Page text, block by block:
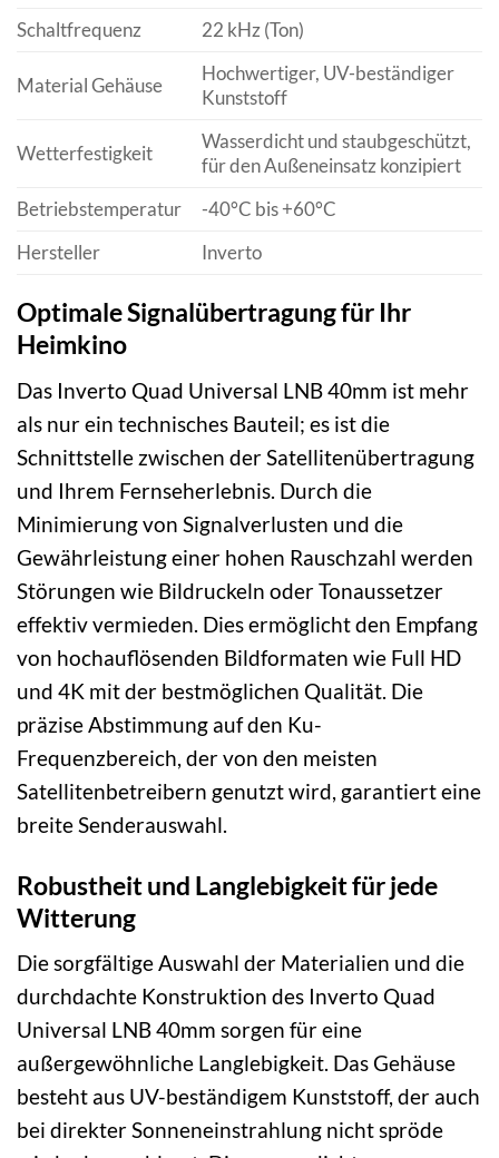
Schaltfrequenz
22 kHz (Ton)
Material Gehäuse
Hochwertiger, UV-beständiger
Kunststoff
Wetterfestigkeit
Wasserdicht und staubgeschützt,
für den Außeneinsatz konzipiert
Betriebstemperatur
-40°C bis +60°C
Hersteller
Inverto
Optimale Signalübertragung für Ihr
Heimkino
Das Inverto Quad Universal LNB 40mm ist mehr
als nur ein technisches Bauteil; es ist die
Schnittstelle zwischen der Satellitenübertragung
und Ihrem Fernseherlebnis. Durch die
Minimierung von Signalverlusten und die
Gewährleistung einer hohen Rauschzahl werden
Störungen wie Bildruckeln oder Tonaussetzer
effektiv vermieden. Dies ermöglicht den Empfang
von hochauflösenden Bildformaten wie Full HD
und 4K mit der bestmöglichen Qualität. Die
präzise Abstimmung auf den Ku-
Frequenzbereich, der von den meisten
Satellitenbetreibern genutzt wird, garantiert eine
breite Senderauswahl.
Robustheit und Langlebigkeit für jede
Witterung
Die sorgfältige Auswahl der Materialien und die
durchdachte Konstruktion des Inverto Quad
Universal LNB 40mm sorgen für eine
außergewöhnliche Langlebigkeit. Das Gehäuse
besteht aus UV-beständigem Kunststoff, der auch
bei direkter Sonneneinstrahlung nicht spröde